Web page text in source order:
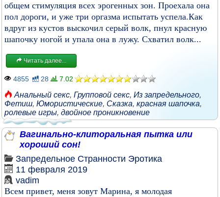
общем стимуляция всех эрогенных зон. Проехала она
пол дороги, и уже три оргазма испытать успела.Как
вдруг из кустов выскочил серый волк, пнул красную
шапочку ногой и упала она в лужу. Схватил волк...
Читать далее...
4855 28 7.02
Анальный секс, Групповой секс, Из запредельного,
Фетиш, Юмористические, Сказка, красная шапочка,
ролевые игры, двойное проникновение
Вагинально-клиторальная пытка или
хороший сон!
Запредельное Странности Эротика
11 февраля 2019
vadim
Всем привет, меня зовут Марина, я молодая